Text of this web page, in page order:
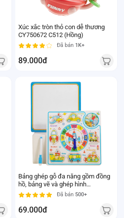
Xúc xắc tròn thỏ con dễ thương
CY750672 C512 (Hồng)
Đã bán 1K+
89.000đ
Bảng ghép gỗ đa năng gồm đồng
hồ, bảng vẽ và ghép hình
RFD694323 C512
Đã bán 500+
69.000đ